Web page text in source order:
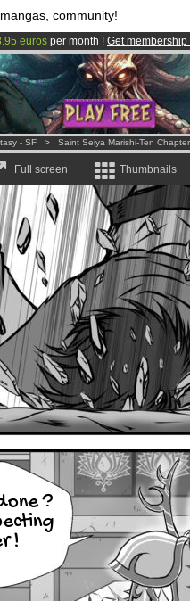
community!
euros per month ! Get membership
1000comics & mangas!.
!.
- SF > Saint Seiya Marishi-Ten Chapter
Full screen Thumbnails
?
!